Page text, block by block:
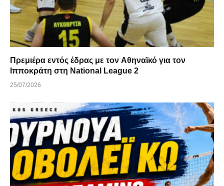
Πρεμιέρα εντός έδρας με τον Αθηναϊκό για τον
Ιπποκράτη στη National League 2
25/07/2026